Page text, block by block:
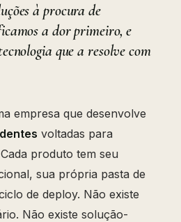
à procura de
a dor primeiro, e
que a resolve com
empresa que desenvolve
voltadas para
produto tem seu
sua própria pasta de
de deploy. Não existe
Não existe solução-